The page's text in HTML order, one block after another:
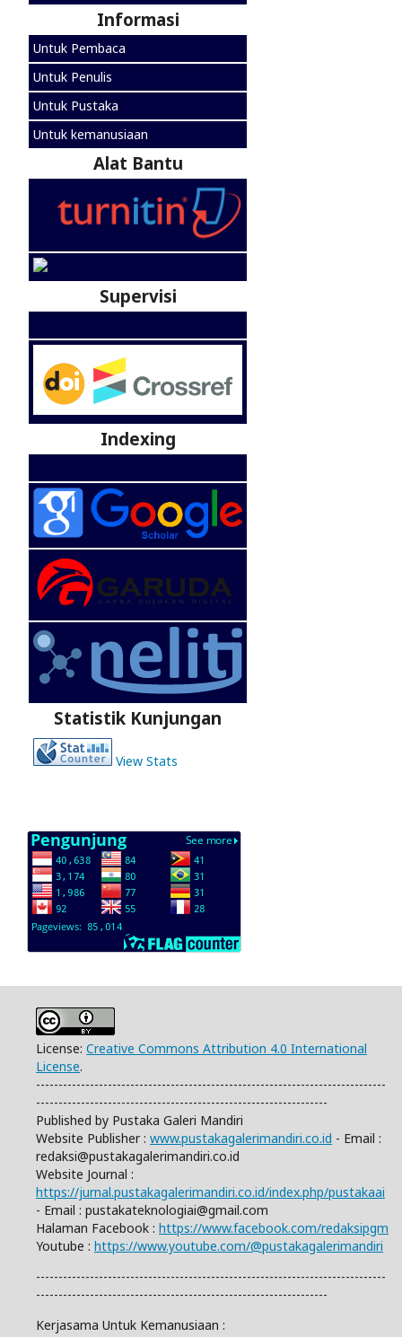
Informasi
Untuk Pembaca
Untuk Penulis
Untuk Pustaka
Untuk kemanusiaan
Alat Bantu
Supervisi
Indexing
Statistik Kunjungan
View Stats
License: Creative Commons Attribution 4.0 International
License.
------------------------------------------------------------------------------
-----------------------------------------------------------------
Published by Pustaka Galeri Mandiri
Website Publisher : www.pustakagalerimandiri.co.id - Email :
redaksi@pustakagalerimandiri.co.id
Website Journal :
https://jurnal.pustakagalerimandiri.co.id/index.php/pustakaai
- Email : pustakateknologiai@gmail.com
Halaman Facebook : https://www.facebook.com/redaksipgm
Youtube : https://www.youtube.com/@pustakagalerimandiri
------------------------------------------------------------------------------
-----------------------------------------------------------------
Kerjasama Untuk Kemanusiaan :